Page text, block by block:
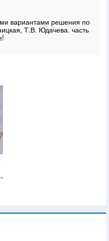
вариантами решения по
Т.В. Юдачева. часть